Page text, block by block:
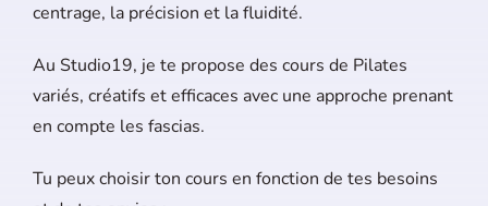
centrage, la précision et la fluidité.
Au Studio19, je te propose des cours de Pilates
variés, créatifs et efficaces avec une approche prenant
en compte les fascias.
Tu peux choisir ton cours en fonction de tes besoins